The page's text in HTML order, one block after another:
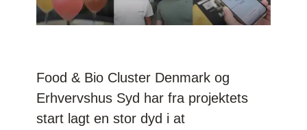
Food & Bio Cluster Denmark og
Erhvervshus Syd har fra projektets
start lagt en stor dyd i at